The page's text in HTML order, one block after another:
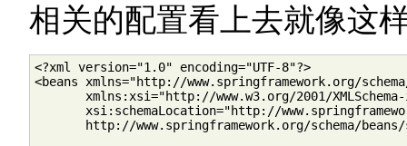
相关的配置看上去就像这
<?xml version="1.0" encoding="UTF-8"?>
<beans xmlns="http://www.springframework.org/
xmlns:xsi="http://www.w3.org/2001/
xsi:schemaLocation="http://
http://www.springframework.org/schema/